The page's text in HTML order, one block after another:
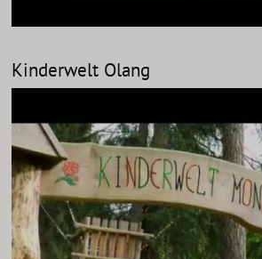
Kinderwelt Olang